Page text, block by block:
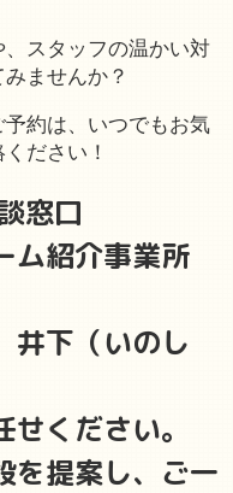
スタッフの温かい対
ませんか？
約は、いつでもお気
ださい！
窓口
ム紹介事業所
下（いのし
ください。
を提案し、ご一